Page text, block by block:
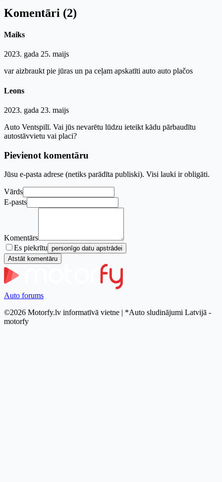
Komentāri (2)
Maiks
2023. gada 25. maijs
var aizbraukt pie jūras un pa ceļam apskatīti auto auto plačos
Leons
2023. gada 23. maijs
Auto Ventspilī. Vai jūs nevarētu lūdzu ieteikt kādu pārbaudītu
autostāvvietu vai placi?
Pievienot komentāru
Jūsu e-pasta adrese (netiks parādīta publiski). Visi lauki ir obligāti.
Vārds
E-pasts
Komentārs
Es piekrītu personīgo datu apstrādei
Atstāt komentāru
Auto forums
©2026 Motorfy.lv informatīvā vietne | *Auto sludinājumi Latvijā -
motorfy